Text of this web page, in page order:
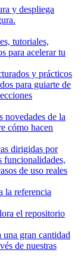
y despliega
tutoriales,
para acelerar tu
y prácticos
para guiarte de
novedades de la
cómo hacen
dirigidas por
funcionalidades,
de uso reales
la referencia
el repositorio
una gran cantidad
de nuestras